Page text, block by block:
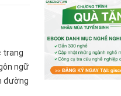
trang
ngữ
đường